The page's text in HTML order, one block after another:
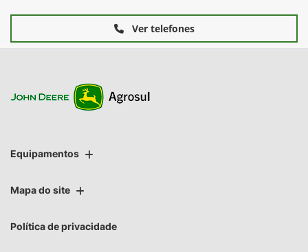
Ver telefones
Equipamentos
Mapa do site
Política de privacidade